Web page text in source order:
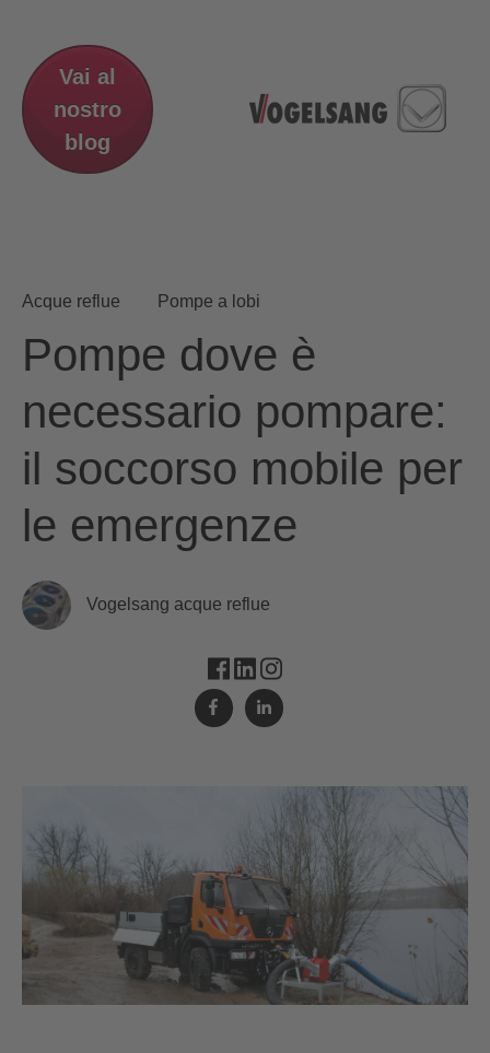
Vai al
nostro
blog
Acque reflue Pompe a lobi
Pompe dove è
necessario pompare:
il soccorso mobile per
le emergenze
Vogelsang acque reflue